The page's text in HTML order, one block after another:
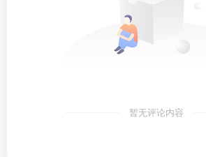
暂无评论内容